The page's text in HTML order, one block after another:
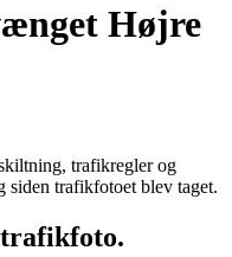
Højre
trafikregler og
siden trafikfotoet blev taget.